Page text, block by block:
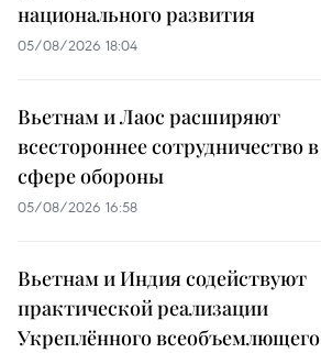
национального развития
05/08/2026 18:04
Вьетнам и Лаос расширяют
всестороннее сотрудничество в
сфере обороны
05/08/2026 16:58
Вьетнам и Индия содействуют
практической реализации
Укреплённого всеобъемлющего